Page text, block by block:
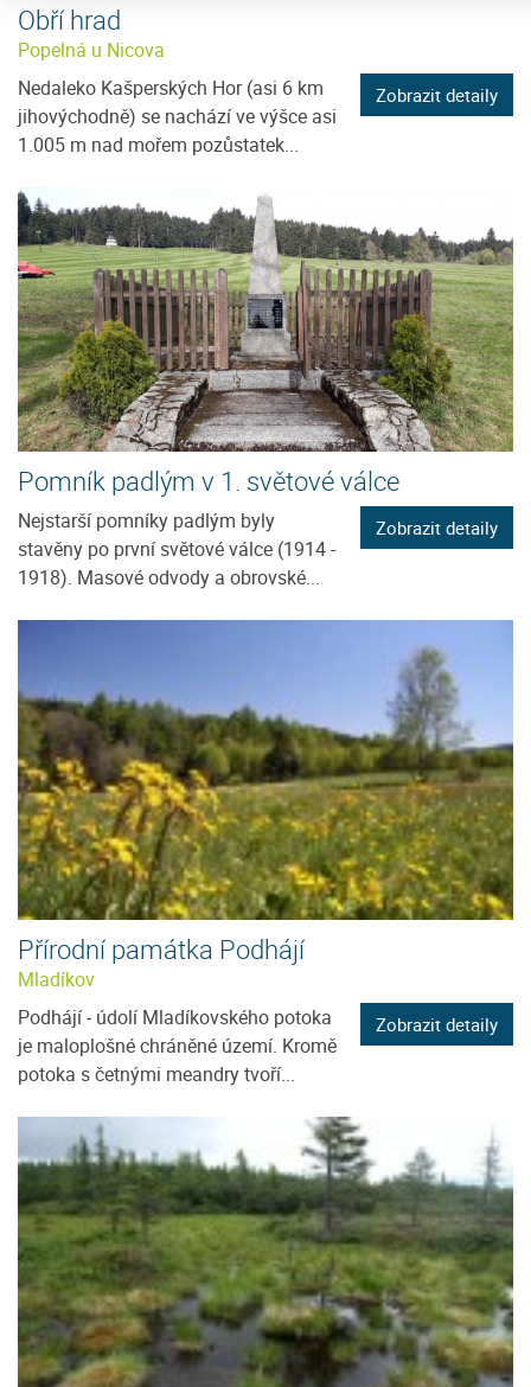
Obří hrad
Popelná u Nicova
Nedaleko Kašperských Hor (asi 6 km
jihovýchodně) se nachází ve výšce asi
1.005 m nad mořem pozůstatek...
Zobrazit detaily
Pomník padlým v 1. světové válce
Nejstarší pomníky padlým byly
stavěny po první světové válce (1914 -
1918). Masové odvody a obrovské...
Zobrazit detaily
Přírodní památka Podhájí
Mladíkov
Podhájí - údolí Mladíkovského potoka
je maloplošné chráněné území. Kromě
potoka s četnými meandry tvoří...
Zobrazit detaily